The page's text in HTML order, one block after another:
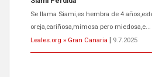
Se llama Siami,es hembra de 4
oreja,cariñosa,mimosa pero miedosa,e...
Leales.org » Gran Canaria | 9.7.2025